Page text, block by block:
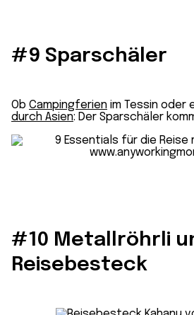
#9 Sparschäler
Ob Campingferien im Tessin oder
durch Asien: Der Sparschäler
#10 Metallröhrli
Reisebesteck